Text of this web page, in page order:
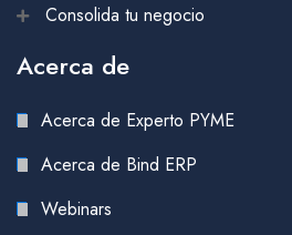
Consolida tu negocio
Acerca de
Acerca de Experto PYME
Acerca de Bind ERP
Webinars